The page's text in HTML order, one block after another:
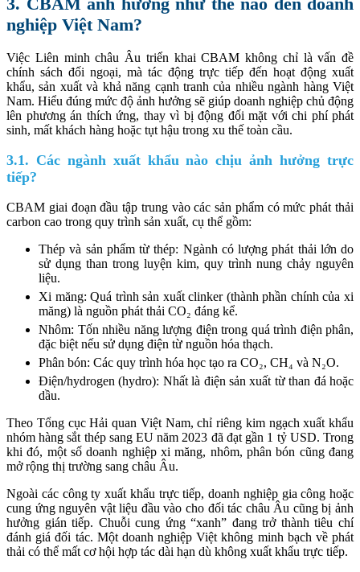
nghiệp Việt Nam?
Việc Liên minh châu Âu triển khai CBAM không chỉ là vấn đề
chính sách đối ngoại, mà tác động trực tiếp đến hoạt động xuất
khẩu, sản xuất và khả năng cạnh tranh của nhiều ngành hàng Việt
Nam. Hiểu đúng mức độ ảnh hưởng sẽ giúp doanh nghiệp chủ động
lên phương án thích ứng, thay vì bị động đối mặt với chi phí phát
sinh, mất khách hàng hoặc tụt hậu trong xu thế toàn cầu.
3.1. Các ngành xuất khẩu nào chịu ảnh hưởng trực
tiếp?
CBAM giai đoạn đầu tập trung vào các sản phẩm có mức phát thải
carbon cao trong quy trình sản xuất, cụ thể gồm:
Thép và sản phẩm từ thép: Ngành có lượng phát thải lớn do
sử dụng than trong luyện kim, quy trình nung chảy nguyên
liệu.
Xi măng: Quá trình sản xuất clinker (thành phần chính của xi
măng) là nguồn phát thải CO₂ đáng kể.
Nhôm: Tốn nhiều năng lượng điện trong quá trình điện phân,
đặc biệt nếu sử dụng điện từ nguồn hóa thạch.
Phân bón: Các quy trình hóa học tạo ra CO₂, CH₄ và N₂O.
Điện/hydrogen (hydro): Nhất là điện sản xuất từ than đá hoặc
dầu.
Theo Tổng cục Hải quan Việt Nam, chỉ riêng kim ngạch xuất khẩu
nhóm hàng sắt thép sang EU năm 2023 đã đạt gần 1 tỷ USD. Trong
khi đó, một số doanh nghiệp xi măng, nhôm, phân bón cũng đang
mở rộng thị trường sang châu Âu.
Ngoài các công ty xuất khẩu trực tiếp, doanh nghiệp gia công hoặc
cung ứng nguyên vật liệu đầu vào cho đối tác châu Âu cũng bị ảnh
hưởng gián tiếp. Chuỗi cung ứng “xanh” đang trở thành tiêu chí
đánh giá đối tác. Một doanh nghiệp Việt không minh bạch về phát
thải có thể mất cơ hội hợp tác dài hạn dù không xuất khẩu trực tiếp.